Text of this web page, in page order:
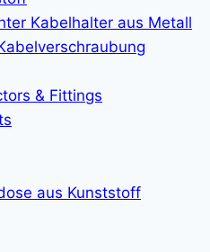
Kabelhalter aus Metall
& Fittings
aus Kunststoff